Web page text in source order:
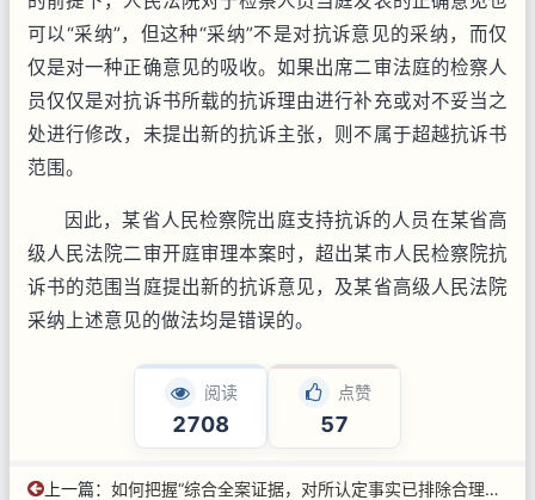
可以“采纳”，但这种“采纳”不是对抗诉意见的采纳，而仅
仅是对一种正确意见的吸收。如果出席二审法庭的检察人
员仅仅是对抗诉书所载的抗诉理由进行补充或对不妥当之
处进行修改，未提出新的抗诉主张，则不属于超越抗诉书
范围。
因此，某省人民检察院出庭支持抗诉的人员在某省高
级人民法院二审开庭审理本案时，超出某市人民检察院抗
诉书的范围当庭提出新的抗诉意见，及某省高级人民法院
采纳上述意见的做法均是错误的。
阅读
2708
点赞
57
上一篇： 如何把握“综合全案证据，对所认定事实已排除合理怀疑”